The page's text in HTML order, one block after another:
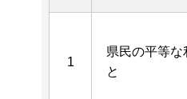
1
県民の平等な
と